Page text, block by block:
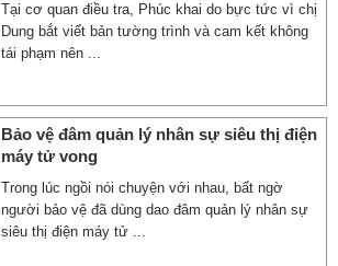
Tại cơ quan điều tra, Phúc khai do bực tức vì chị
Dung bắt viết bản tường trình và cam kết không
tái phạm nên ...
Bảo vệ đâm quản lý nhân sự siêu thị điện
máy tử vong
Trong lúc ngồi nói chuyện với nhau, bất ngờ
người bảo vệ đã dùng dao đâm quản lý nhân sự
siêu thị điện máy tử ...